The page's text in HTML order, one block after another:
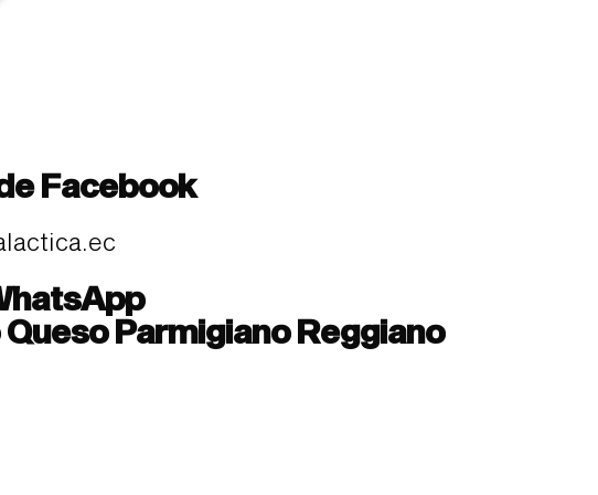
Facebook
Parmigiano Reggiano